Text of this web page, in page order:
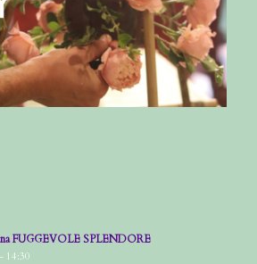
FUGGEVOLE SPLENDORE
14:30